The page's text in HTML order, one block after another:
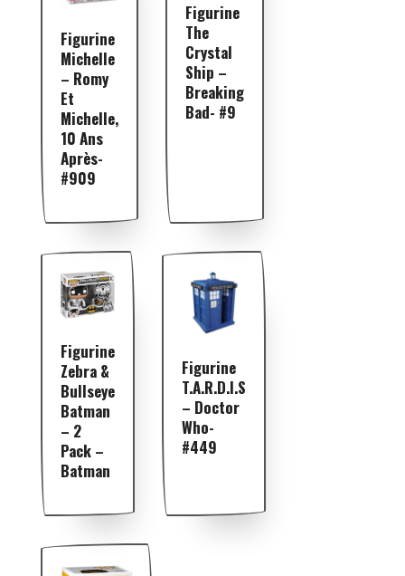
Figurine
Michelle
– Romy
Et
Michelle,
10 Ans
Après-
#909
Figurine
The
Crystal
Ship –
Breaking
Bad- #9
Figurine
Zebra &
Bullseye
Batman
– 2
Pack –
Batman
Figurine
T.A.R.D.I.S
– Doctor
Who-
#449